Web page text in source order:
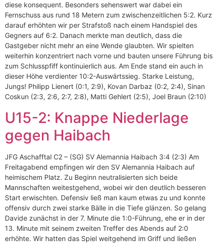
diese konsequent. Besonders sehenswert war dabei ein
Fernschuss aus rund 18 Metern zum zwischenzeitlichen 5:2. Kurz
darauf erhöhten wir per Strafstoß nach einem Handspiel des
Gegners auf 6:2. Danach merkte man deutlich, dass die
Gastgeber nicht mehr an eine Wende glaubten. Wir spielten
weiterhin konzentriert nach vorne und bauten unsere Führung bis
zum Schlusspfiff kontinuierlich aus. Am Ende stand ein auch in
dieser Höhe verdienter 10:2-Auswärtssieg. Starke Leistung,
Jungs! Philipp Lienert (0:1, 2:9), Kovan Darbaz (0:2, 2:4), Sinan
Coskun (2:3, 2:6, 2:7, 2:8), Matti Gehlert (2:5), Joel Braun (2:10)
U15-2: Knappe Niederlage
gegen Haibach
JFG Aschafftal C2 – (SG) SV Alemannia Haibach 3:4 (2:3) Am
Freitagabend empfingen wir den SV Alemannia Haibach auf
heimischem Platz. Zu Beginn neutralisierten sich beide
Mannschaften weitestgehend, wobei wir den deutlich besseren
Start erwischten. Defensiv ließ man kaum etwas zu und konnte
offensiv durch zwei starke Bälle in die Tiefe glänzen. So gelang
Davide zunächst in der 7. Minute die 1:0-Führung, ehe er in der
13. Minute mit seinem zweiten Treffer des Abends auf 2:0
erhöhte. Wir hatten das Spiel weitgehend im Griff und ließen